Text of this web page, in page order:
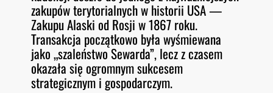
zakupów terytorialnych w historii USA —
Zakupu Alaski od Rosji w 1867 roku.
Transakcja początkowo była wyśmiewana
jako „szaleństwo Sewarda”, lecz z czasem
okazała się ogromnym sukcesem
strategicznym i gospodarczym.